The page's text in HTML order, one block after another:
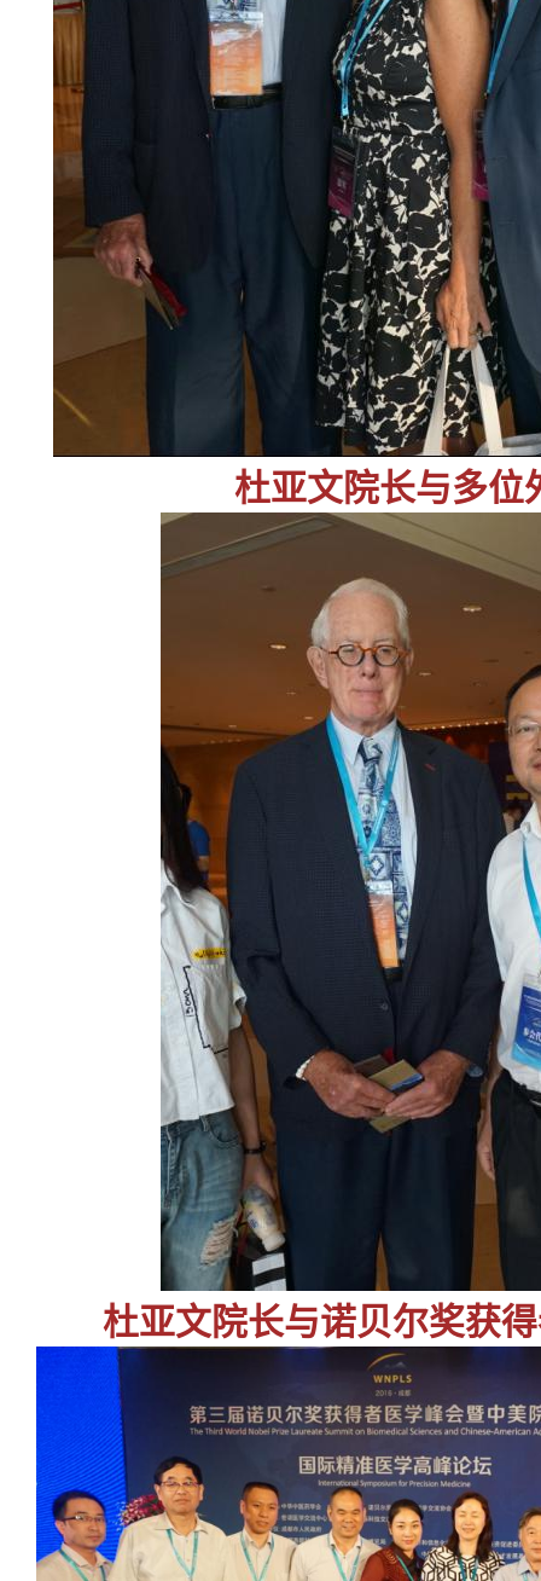
杜亚文院长与多位
杜亚文院长与诺贝尔奖获